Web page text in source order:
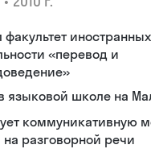
факультет
«перевод и
языковой школе на
коммуникативную
на разговорной речи